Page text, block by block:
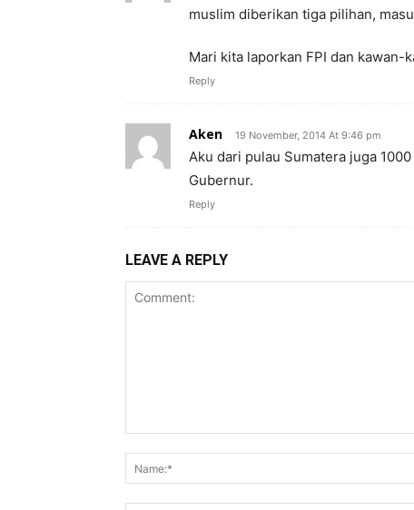
muslim diberikan tiga pilihan,
Mari kita laporkan FPI dan kawan-
Reply
Aken 19 November, 2014 At 9:46 pm
Aku dari pulau Sumatera juga
Gubernur.
Reply
LEAVE A REPLY